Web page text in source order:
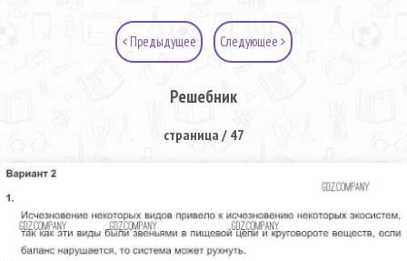
< Предыдущее Следующее >
Решебник
страница / 47